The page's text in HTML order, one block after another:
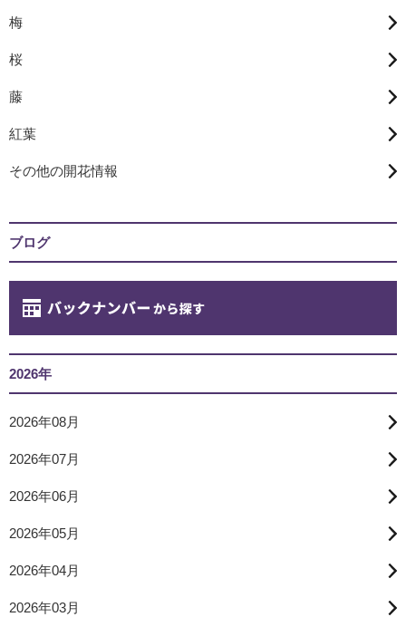
梅
桜
藤
紅葉
その他の開花情報
ブログ
2026年
2026年08月
2026年07月
2026年06月
2026年05月
2026年04月
2026年03月